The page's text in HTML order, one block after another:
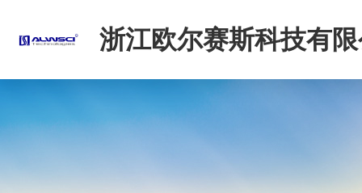
浙江欧尔赛斯科技有